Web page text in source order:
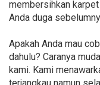
membersihkan
Anda duga
Apakah Anda mau
dahulu? Caranya
kami. Kami